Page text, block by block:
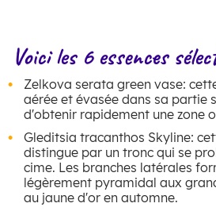
Voici les 6 essences
Zelkova serata green vase:
aérée et évasée dans sa partie
d'obtenir rapidement une zone
Gleditsia tracanthos Skyline:
distingue par un tronc qui se
cime. Les branches latérales
légèrement pyramidal aux
au jaune d'or en automne.